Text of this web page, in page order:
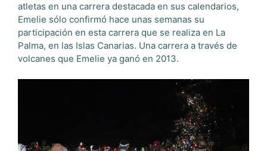
atletas en una carrera destacada en sus calendarios,
Emelie sólo confirmó hace unas semanas su
participación en esta carrera que se realiza en La
Palma, en las Islas Canarias. Una carrera a través de
volcanes que Emelie ya ganó en 2013.